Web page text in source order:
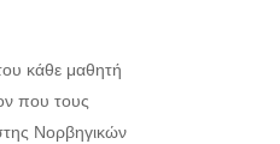
κάθε μαθητή
που τους
Νορβηγικών